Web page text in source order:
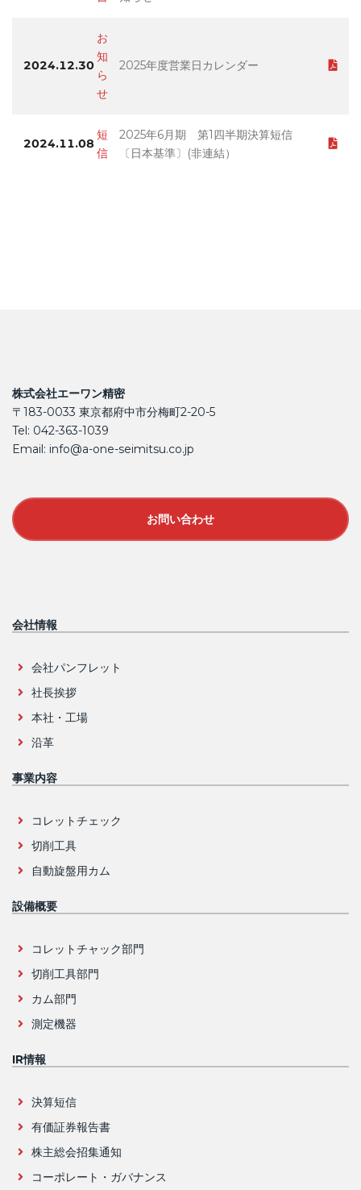
2024.12.30
お
知
ら
せ
2025年度営業日カレンダー
2024.11.08
短
信
2025年6月期 第1四半期決算短信
〔日本基準〕(非連結）
株式会社エーワン精密
〒183-0033 東京都府中市分梅町2-20-5
Tel: 042-363-1039
Email: info@a-one-seimitsu.co.jp
お問い合わせ
会社情報
会社パンフレット
社長挨拶
本社・工場
沿革
事業内容
コレットチェック
切削工具
自動旋盤用カム
設備概要
コレットチャック部門
切削工具部門
カム部門
測定機器
IR情報
決算短信
有価証券報告書
株主総会招集通知
コーポレート・ガバナンス